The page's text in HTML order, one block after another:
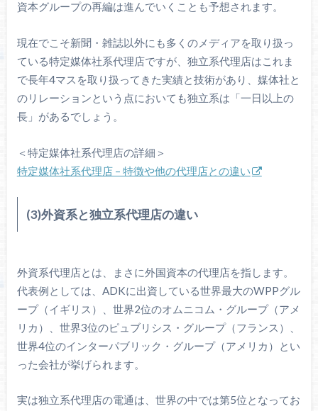
資本グループの再編は進んでいくことも予想されます。
現在でこそ新聞・雑誌以外にも多くのメディアを取り扱っ
ている特定媒体社系代理店ですが、独立系代理店はこれま
で長年4マスを取り扱ってきた実績と技術があり、媒体社と
のリレーションという点においても独立系は「一日以上の
長」があるでしょう。
＜特定媒体社系代理店の詳細＞
特定媒体社系代理店 – 特徴や他の代理店との違い
(3)外資系と独立系代理店の違い
外資系代理店とは、まさに外国資本の代理店を指します。
代表例としては、ADKに出資している世界最大のWPPグル
ープ（イギリス）、世界2位のオムニコム・グループ（アメ
リカ）、世界3位のピュブリシス・グループ（フランス）、
世界4位のインターパブリック・グループ（アメリカ）とい
った会社が挙げられます。
実は独立系代理店の電通は、世界の中では第5位となってお